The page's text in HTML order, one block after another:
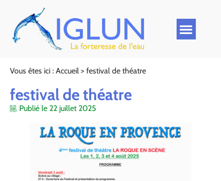
Vous êtes ici : Accueil > festival de théatre
festival de théatre
Publié le 22 juillet 2025